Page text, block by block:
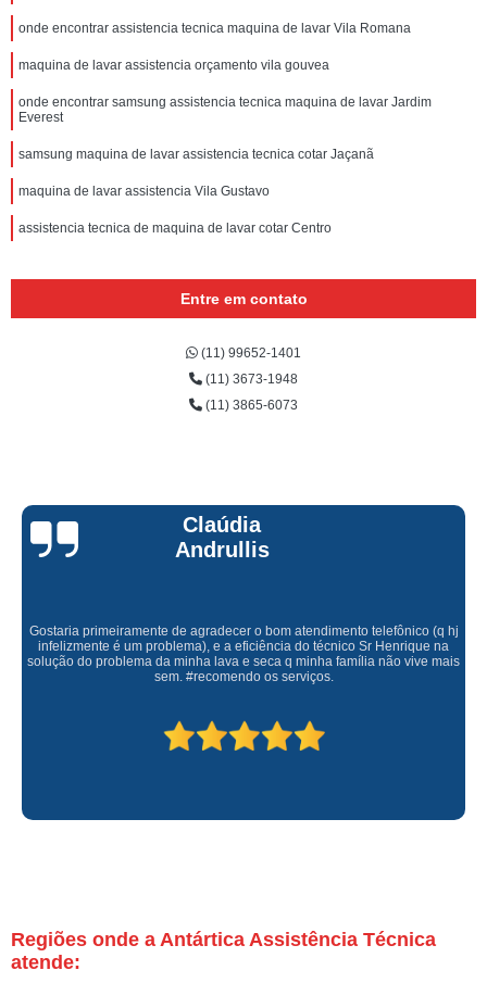
onde encontrar assistencia tecnica maquina de lavar Vila Romana
maquina de lavar assistencia orçamento vila gouvea
onde encontrar samsung assistencia tecnica maquina de lavar Jardim
Everest
samsung maquina de lavar assistencia tecnica cotar Jaçanã
maquina de lavar assistencia Vila Gustavo
assistencia tecnica de maquina de lavar cotar Centro
Entre em contato
(11) 99652-1401
(11) 3673-1948
(11) 3865-6073
Claúdia
Andrullis
Gostaria primeiramente de agradecer o bom atendimento telefônico (q hj
infelizmente é um problema), e a eficiência do técnico Sr Henrique na
solução do problema da minha lava e seca q minha família não vive mais
sem. #recomendo os serviços.
Regiões onde a Antártica Assistência Técnica
atende: